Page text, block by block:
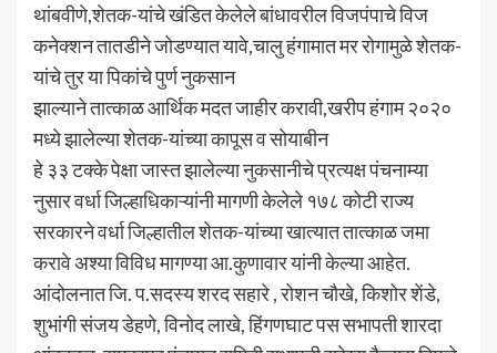
थांबवीणे,शेतक-यांचे खंडित केलेले बांधावरील विजपंपाचे विज
कनेक्शन तातडीने जोडण्यात यावे,चालु हंगामात मर रोगामुळे शेतक-
यांचे तुर या पिकांचे पुर्ण नुकसान
झाल्याने तात्काळ आर्थिक मदत जाहीर करावी,खरीप हंगाम २०२०
मध्ये झालेल्या शेतक-यांच्या कापूस व सोयाबीन
हे ३३ टक्के पेक्षा जास्त झालेल्या नुकसानीचे प्रत्यक्ष पंचनाम्या
नुसार वर्धा जिल्हाधिकाऱ्यांनी मागणी केलेले १७८ कोटी राज्य
सरकारने वर्धा जिल्हातील शेतक-यांच्या खात्यात तात्काळ जमा
करावे अश्या विविध मागण्या आ.कुणावार यांनी केल्या आहेत.
आंदोलनात जि. प.सदस्य शरद सहारे , रोशन चौखे, किशोर शेंडे,
शुभांगी संजय डेहणे, विनोद लाखे, हिंगणघाट पस सभापती शारदा